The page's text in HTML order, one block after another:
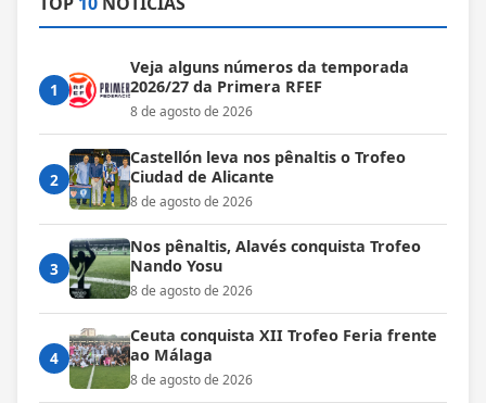
1
Veja alguns números da temporada
2026/27 da Primera RFEF
8 de agosto de 2026
2
Castellón leva nos pênaltis o Trofeo
Ciudad de Alicante
8 de agosto de 2026
3
Nos pênaltis, Alavés conquista Trofeo
Nando Yosu
8 de agosto de 2026
4
Ceuta conquista XII Trofeo Feria frente
ao Málaga
8 de agosto de 2026